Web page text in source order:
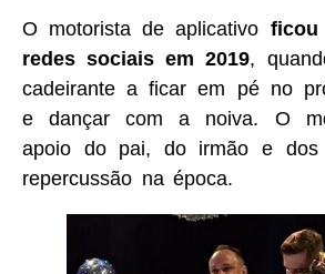
O motorista de aplicativo ficou
redes sociais em 2019,
cadeirante a ficar em pé no
e dançar com a noiva. O
apoio do pai, do irmão e dos
repercussão na época.